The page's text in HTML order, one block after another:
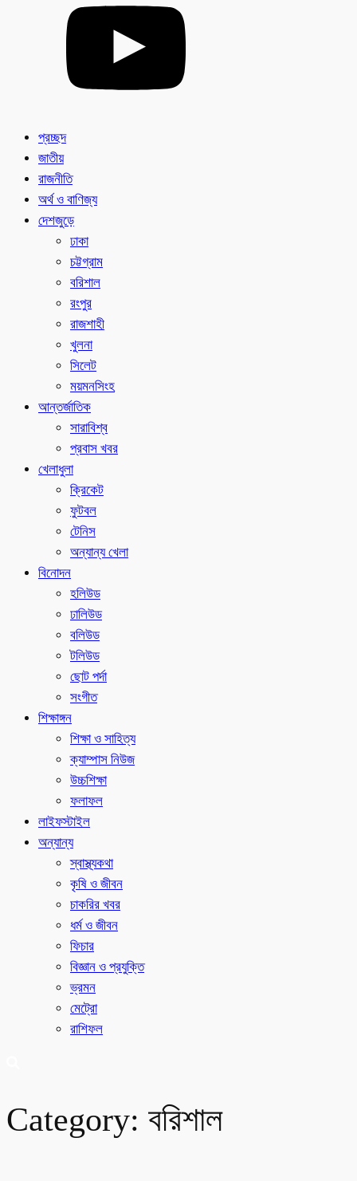
প্রচ্ছদ
জাতীয়
রাজনীতি
অর্থ ও বাণিজ্য
দেশজুড়ে
ঢাকা
চট্টগ্রাম
বরিশাল
রংপুর
রাজশাহী
খুলনা
সিলেট
ময়মনসিংহ
আন্তর্জাতিক
সারাবিশ্ব
প্রবাস খবর
খেলাধুলা
ক্রিকেট
ফুটবল
টেনিস
অন্যান্য খেলা
বিনোদন
হলিউড
ঢালিউড
বলিউড
টলিউড
ছোট পর্দা
সংগীত
শিক্ষাঙ্গন
শিক্ষা ও সাহিত্য
ক্যাম্পাস নিউজ
উচ্চশিক্ষা
ফলাফল
লাইফস্টাইল
অন্যান্য
স্বাস্থ্যকথা
কৃষি ও জীবন
চাকরির খবর
ধর্ম ও জীবন
ফিচার
বিজ্ঞান ও প্রযুক্তি
ভ্রমন
মেট্রো
রাশিফল
Category: বরিশাল